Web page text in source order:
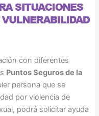
con diferentes
Puntos Seguros de la
persona que se
por violencia de
podrá solicitar ayuda